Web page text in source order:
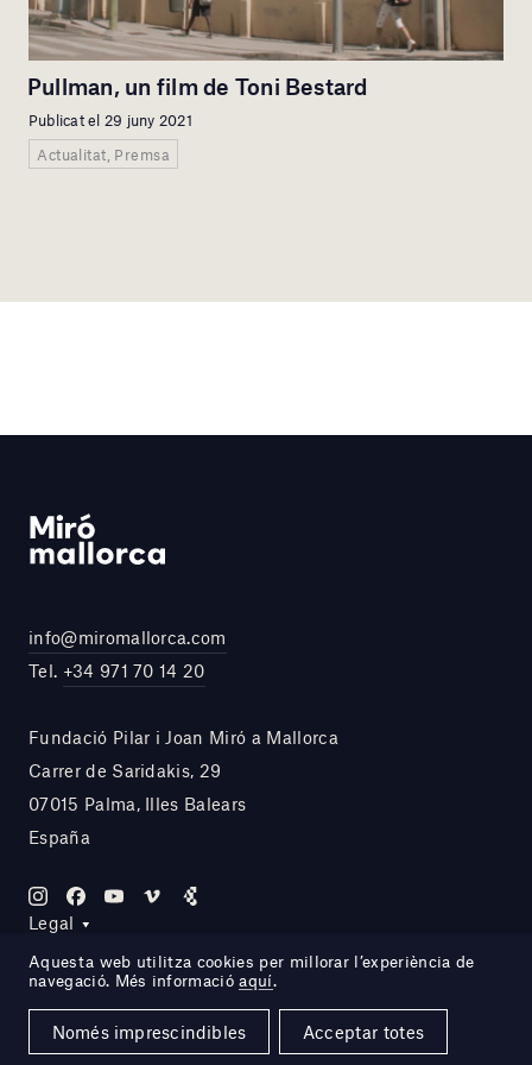
Pullman, un film de Toni Bestard
Publicat el 29 juny 2021
Actualitat, Premsa
info@miromallorca.com
Tel. +34 971 70 14 20
Fundació Pilar i Joan Miró a Mallorca
Carrer de Saridakis, 29
07015 Palma, Illes Balears
España
Legal
Site by DOMO—A
Aquesta web utilitza cookies per millorar l’experiència de
navegació. Més informacióaquí.
Només imprescindibles Acceptar totes